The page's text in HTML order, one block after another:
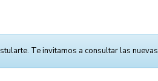
Te invitamos a consultar las nuevas